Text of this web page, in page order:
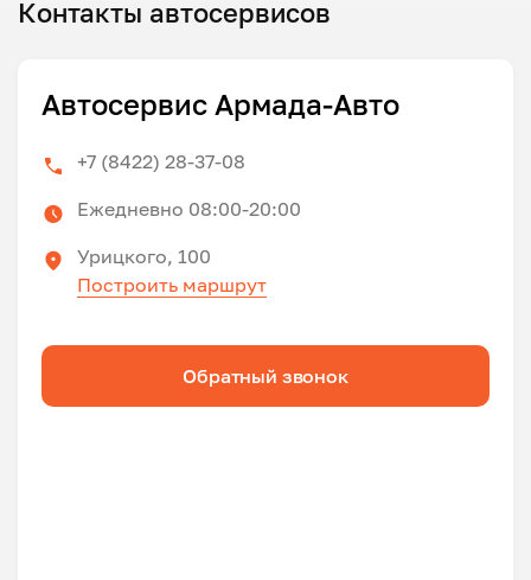
Контакты автосервисов
Автосервис Армада-Авто
+7 (8422) 28-37-08
Ежедневно 08:00-20:00
Урицкого, 100
Построить маршрут
Обратный звонок